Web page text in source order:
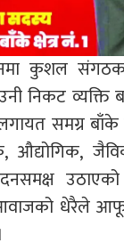
कुशल संगठक
निकट व्यक्ति
समग्र
औद्योगिक,
धेरैले